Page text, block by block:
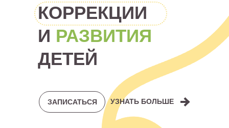
КОРРЕКЦИИ
И РАЗВИТИЯ
ДЕТЕЙ
ЗАПИСАТЬСЯ УЗНАТЬ БОЛЬШЕ